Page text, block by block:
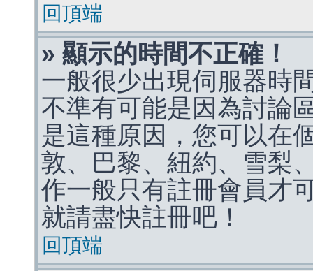
回頂端
» 顯示的時間不正確！
一般很少出現伺服器時
不準有可能是因為討論
是這種原因，您可以在
敦、巴黎、紐約、雪梨
作一般只有註冊會員才
就請盡快註冊吧！
回頂端